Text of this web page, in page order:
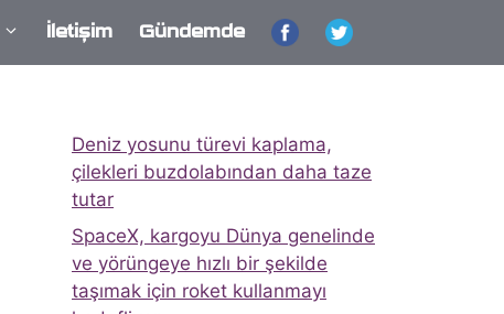
İletişim Gündemde
Deniz yosunu türevi kaplama,
çilekleri buzdolabından daha taze
tutar
SpaceX, kargoyu Dünya genelinde
ve yörüngeye hızlı bir şekilde
taşımak için roket kullanmayı